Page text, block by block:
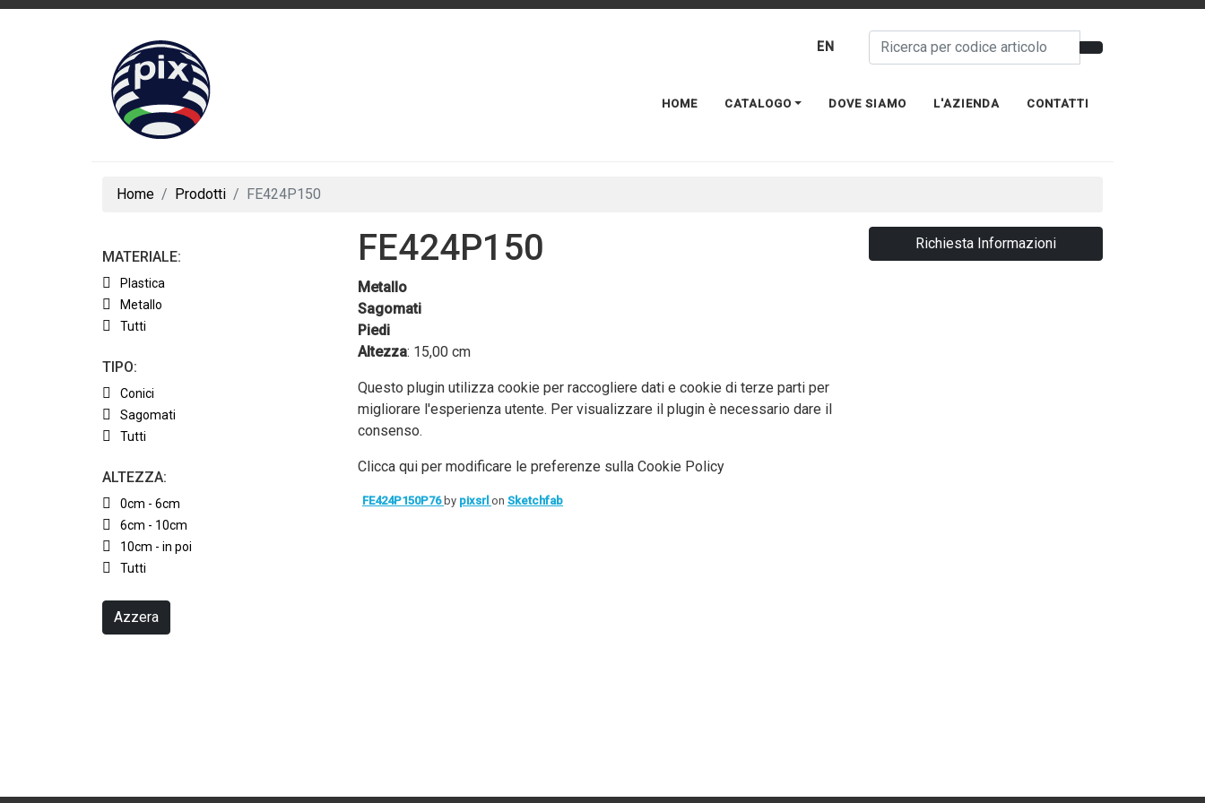
EN
HOME CATALOGO DOVE SIAMO L'AZIENDA CONTATTI
Home Prodotti FE424P150
MATERIALE:
Plastica
Metallo
Tutti
TIPO:
Conici
Sagomati
Tutti
ALTEZZA:
0cm - 6cm
6cm - 10cm
10cm - in poi
Tutti
Azzera
FE424P150
Metallo
Sagomati
Piedi
Altezza: 15,00 cm
Questo plugin utilizza cookie per raccogliere dati e cookie di terze parti per
migliorare l'esperienza utente. Per visualizzare il plugin è necessario dare il
consenso.
Clicca qui per modificare le preferenze sulla Cookie Policy
FE424P150P76 by pixsrl on Sketchfab
Richiesta Informazioni